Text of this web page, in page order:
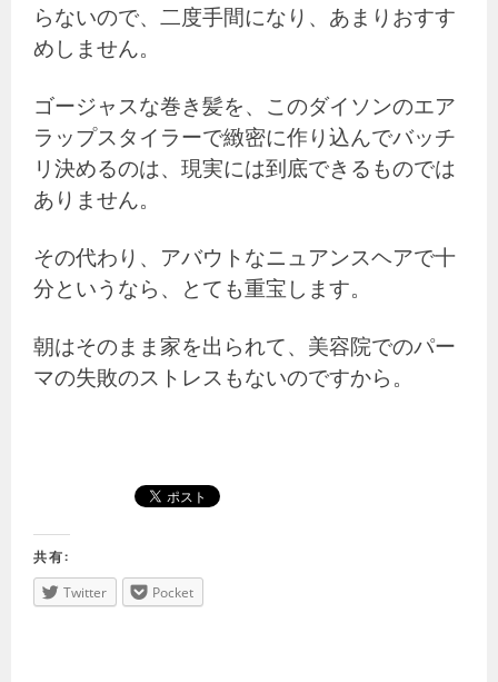
らないので、二度手間になり、あまりおすす
めしません。
ゴージャスな巻き髪を、このダイソンのエア
ラップスタイラーで緻密に作り込んでバッチ
リ決めるのは、現実には到底できるものでは
ありません。
その代わり、アバウトなニュアンスヘアで十
分というなら、とても重宝します。
朝はそのまま家を出られて、美容院でのパー
マの失敗のストレスもないのですから。
共有:
Twitter
Pocket